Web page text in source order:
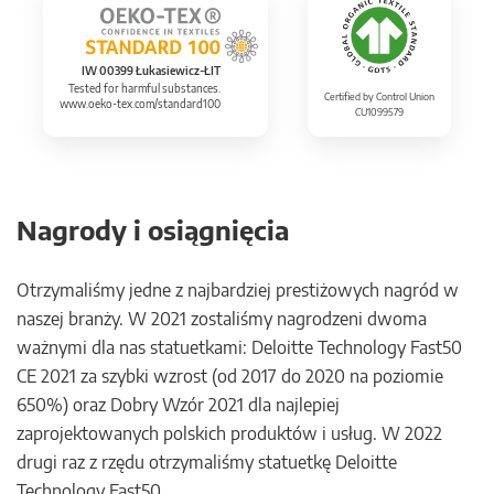
IW 00399 Łukasiewicz-ŁIT
Tested for harmful substances.
www.oeko-tex.com/standard100
Certified by Control Union
CU1099579
Nagrody i osiągnięcia
Otrzymaliśmy jedne z najbardziej prestiżowych nagród w
naszej branży. W 2021 zostaliśmy nagrodzeni dwoma
ważnymi dla nas statuetkami: Deloitte Technology Fast50
CE 2021 za szybki wzrost (od 2017 do 2020 na poziomie
650%) oraz Dobry Wzór 2021 dla najlepiej
zaprojektowanych polskich produktów i usług. W 2022
drugi raz z rzędu otrzymaliśmy statuetkę Deloitte